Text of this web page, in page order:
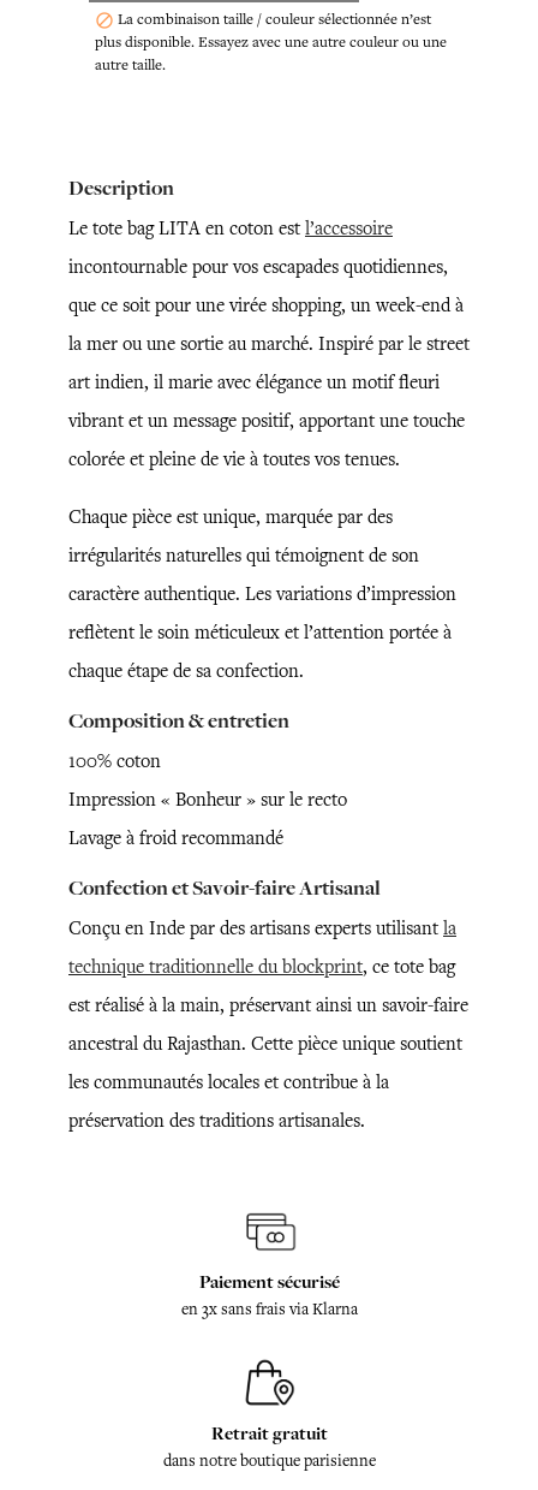
 La combinaison taille / couleur sélectionnée n’est
plus disponible. Essayez avec une autre couleur ou une
autre taille.
Description
Le tote bag LITA en coton est l’accessoire
incontournable pour vos escapades quotidiennes,
que ce soit pour une virée shopping, un week-end à
la mer ou une sortie au marché. Inspiré par le street
art indien, il marie avec élégance un motif fleuri
vibrant et un message positif, apportant une touche
colorée et pleine de vie à toutes vos tenues.
Chaque pièce est unique, marquée par des
irrégularités naturelles qui témoignent de son
caractère authentique. Les variations d’impression
reflètent le soin méticuleux et l’attention portée à
chaque étape de sa confection.
Composition & entretien
100% coton
Impression « Bonheur » sur le recto
Lavage à froid recommandé
Confection et Savoir-faire Artisanal
Conçu en Inde par des artisans experts utilisant la
technique traditionnelle du blockprint, ce tote bag
est réalisé à la main, préservant ainsi un savoir-faire
ancestral du Rajasthan. Cette pièce unique soutient
les communautés locales et contribue à la
préservation des traditions artisanales.
Paiement sécurisé
en 3x sans frais via Klarna
Retrait gratuit
dans notre boutique parisienne